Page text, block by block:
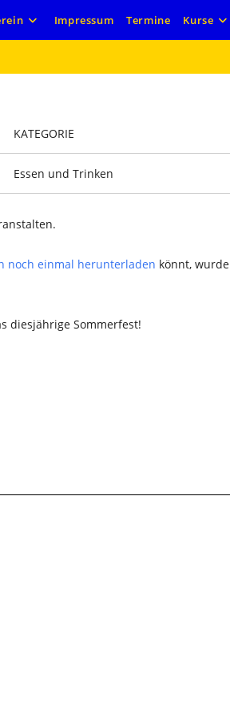
Impressum Termine Kurse
KATEGORIE
Essen und Trinken
noch einmal herunterladen könnt, wurde
diesjährige Sommerfest!